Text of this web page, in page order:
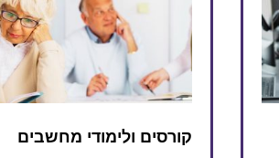
קורסים ולימודי מחשבים